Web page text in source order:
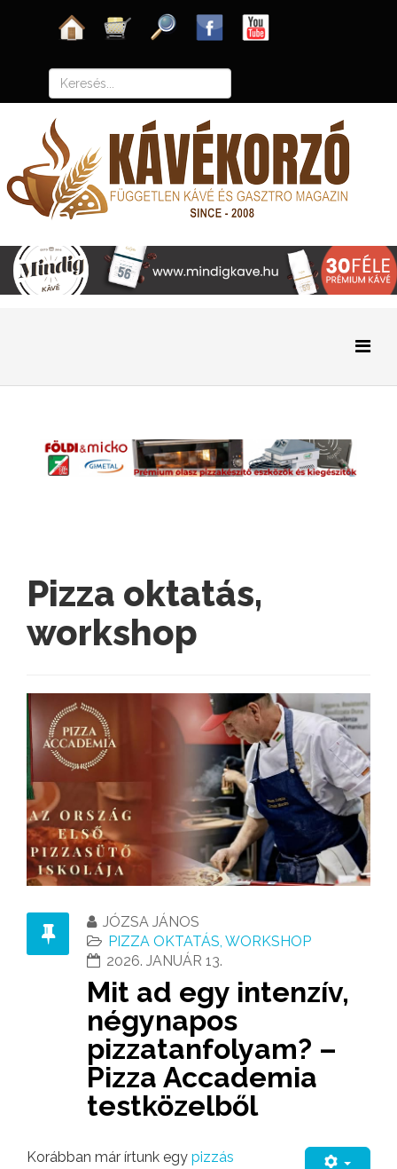
Pizza oktatás,
workshop
JÓZSA JÁNOS
PIZZA OKTATÁS, WORKSHOP
2026. JANUÁR 13.
Mit ad egy intenzív,
négynapos
pizzatanfolyam? –
Pizza Accademia
testközelből
Korábban már írtunk egy pizzás